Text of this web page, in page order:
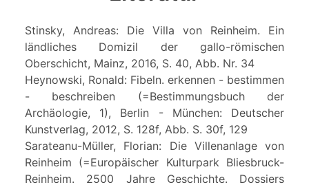
Stinsky, Andreas: Die Villa von Reinheim. Ein
ländliches Domizil der gallo-römischen
Oberschicht, Mainz, 2016, S. 40, Abb. Nr. 34
Heynowski, Ronald: Fibeln. erkennen - bestimmen
- beschreiben (=Bestimmungsbuch der
Archäologie, 1), Berlin - München: Deutscher
Kunstverlag, 2012, S. 128f, Abb. S. 30f, 129
Sarateanu-Müller, Florian: Die Villenanlage von
Reinheim (=Europäischer Kulturpark Bliesbruck-
Reinheim. 2500 Jahre Geschichte. Dossiers